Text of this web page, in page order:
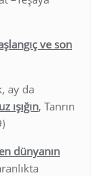
ve son
ay da
ışığın, Tanrın
dünyanın